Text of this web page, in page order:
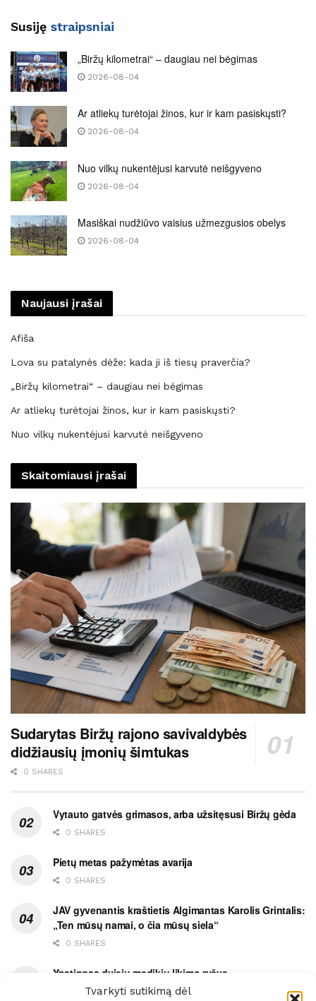
Tvarkyti sutikimą dėl
Susiję straipsniai
„Biržų kilometrai“ – daugiau nei bėgimas
2026-08-04
Ar atliekų turėtojai žinos, kur ir kam pasiskųsti?
2026-08-04
Nuo vilkų nukentėjusi karvutė neišgyveno
2026-08-04
Masiškai nudžiūvo vaisius užmezgusios obelys
2026-08-04
Naujausi įrašai
Afiša
Lova su patalynės dėže: kada ji iš tiesų praverčia?
„Biržų kilometrai“ – daugiau nei bėgimas
Ar atliekų turėtojai žinos, kur ir kam pasiskųsti?
Nuo vilkų nukentėjusi karvutė neišgyveno
Skaitomiausi įrašai
Sudarytas Biržų rajono savivaldybės
didžiausių įmonių šimtukas
0 SHARES
Vytauto gatvės grimasos, arba užsitęsusi Biržų gėda
0 SHARES
Pietų metas pažymėtas avarija
0 SHARES
JAV gyvenantis kraštietis Algimantas Karolis Grintalis:
„Ten mūsų namai, o čia mūsų siela“
0 SHARES
Ypatingas dviejų medikių likimo ryšys
0 SHARES